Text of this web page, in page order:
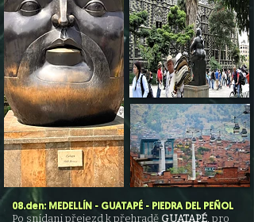
08.den: MEDELLÍN - GUATAPÉ - PIEDRA DEL PEÑOL
Po snídani přejezd k přehradě GUATAPÉ, pro